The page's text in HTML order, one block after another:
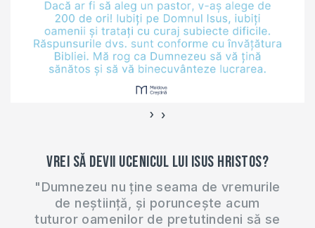
‹ ›
Vrei să devii ucenicul lui Isus Hristos?
"Dumnezeu nu ține seama de vremurile
de neștiință, și poruncește acum
tuturor oamenilor de pretutindeni să se